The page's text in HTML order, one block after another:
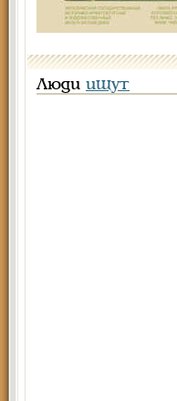
Люди ищут